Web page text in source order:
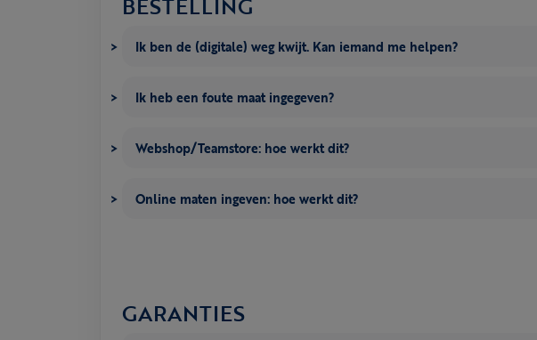
Ik ben de (digitale) weg kwijt. Kan iemand me helpen?
Ik heb een foute maat ingegeven?
Webshop/Teamstore: hoe werkt dit?
Online maten ingeven: hoe werkt dit?
GARANTIES